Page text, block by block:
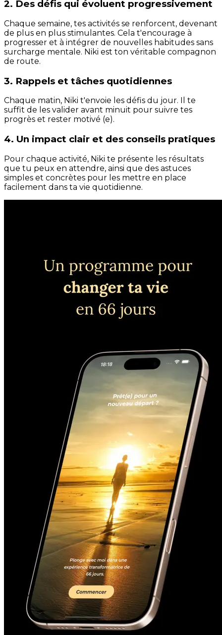
2. Des défis qui évoluent progressivement
Chaque semaine, tes activités se renforcent, devenant
de plus en plus stimulantes. Cela t'encourage à
progresser et à intégrer de nouvelles habitudes sans
surcharge mentale. Niki est ton véritable compagnon
de route.
3. Rappels et tâches quotidiennes
Chaque matin, Niki t'envoie les défis du jour. Il te
suffit de les valider avant minuit pour suivre tes
progrès et rester motivé (e).
4. Un impact clair et des conseils pratiques
Pour chaque activité, Niki te présente les résultats
que tu peux en attendre, ainsi que des astuces
simples et concrètes pour les mettre en place
facilement dans ta vie quotidienne.